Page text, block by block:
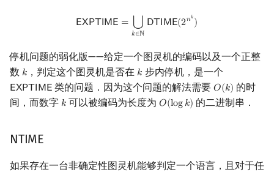
𝖤𝖷𝖯𝖳 𝖨𝖬𝖤 = ⋃
𝑘∈ℕ
𝖣𝖳 𝖨𝖬𝖤(2𝑛𝑘)
EXPTIME= ⋃k ∈ NDTIME(2nk)
停机问题的弱化版——给定一个图灵机的编码以及一个正整
数 𝑘
k ，判定这个图灵机是否在 𝑘
k 步内停机，是一个
𝖤𝖷𝖯𝖳 𝖨𝖬𝖤
EXPTIME 类的问题．因为这个问题的解法需要𝑂(𝑘)
O(k) 的时
间，而数字 𝑘
k 可以被编码为长度为𝑂(log𝑘)
O(logk) 的二进制串．
NTIME
如果存在一台非确定性图灵机能够判定一个语言，且对于任